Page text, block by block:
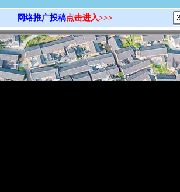
网络推广投稿点击进入>>>